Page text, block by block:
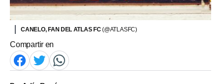
CANELO, FAN DEL ATLAS FC(@ATLASFC)
Compartir en